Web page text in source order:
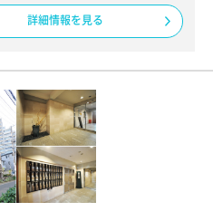
詳細情報を見る